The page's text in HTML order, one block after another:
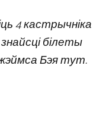
4 кастрычніка
білеты
Бэя тут.